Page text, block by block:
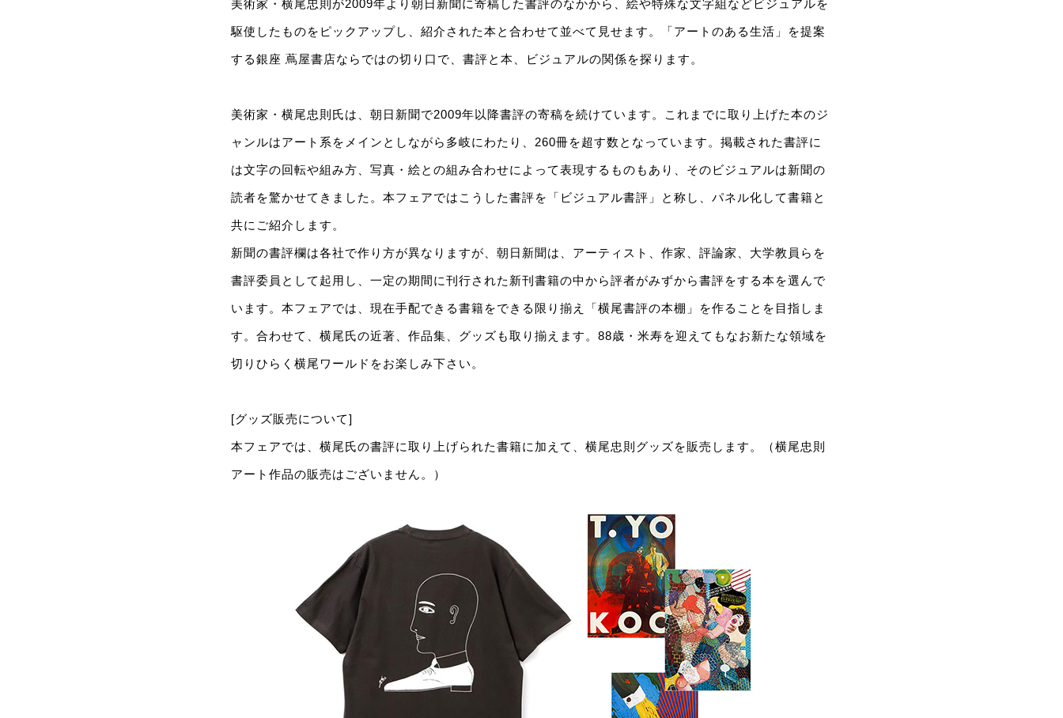
美術家・横尾忠則が2009年より朝日新聞に寄稿した書評のなかから、絵や特殊な文字組などビジュアルを
駆使したものをピックアップし、紹介された本と合わせて並べて見せます。「アートのある生活」を提案
する銀座 蔦屋書店ならではの切り口で、書評と本、ビジュアルの関係を探ります。
美術家・横尾忠則氏は、朝日新聞で2009年以降書評の寄稿を続けています。これまでに取り上げた本のジ
ャンルはアート系をメインとしながら多岐にわたり、260冊を超す数となっています。掲載された書評に
は文字の回転や組み方、写真・絵との組み合わせによって表現するものもあり、そのビジュアルは新聞の
読者を驚かせてきました。本フェアではこうした書評を「ビジュアル書評」と称し、パネル化して書籍と
共にご紹介します。
新聞の書評欄は各社で作り方が異なりますが、朝日新聞は、アーティスト、作家、評論家、大学教員らを
書評委員として起用し、一定の期間に刊行された新刊書籍の中から評者がみずから書評をする本を選んで
います。本フェアでは、現在手配できる書籍をできる限り揃え「横尾書評の本棚」を作ることを目指しま
す。合わせて、横尾氏の近著、作品集、グッズも取り揃えます。88歳・米寿を迎えてもなお新たな領域を
切りひらく横尾ワールドをお楽しみ下さい。
[グッズ販売について]
本フェアでは、横尾氏の書評に取り上げられた書籍に加えて、横尾忠則グッズを販売します。（横尾忠則
アート作品の販売はございません。）